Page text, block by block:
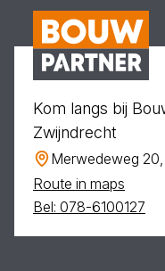
Kom langs bij
Zwijndrecht
Merwedeweg
Route in maps
Bel: 078-6100127